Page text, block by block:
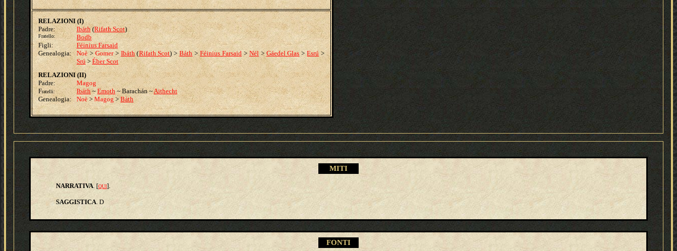
RELAZIONI (I)
Padre:
Ibáth(Rifath Scot)
Fratello:
Bodb
Figli:
Féinius Farsaid
Genealogia:
Noè>Gomer>Ibáth(Rifath Scot)>Báth > Féinius Farsaid > Nél > Gáedel Glas > Esrú >
Srú > Éber Scot
RELAZIONI (II)
Padre:
Magog
Fratelli: Ibáth ~Emoth~ Barachán ~Aithecht
Genealogia:
Noè>Magog>Báth
MITI
NARRATIVA [QUI].
SAGGISTICA. D
FONTI